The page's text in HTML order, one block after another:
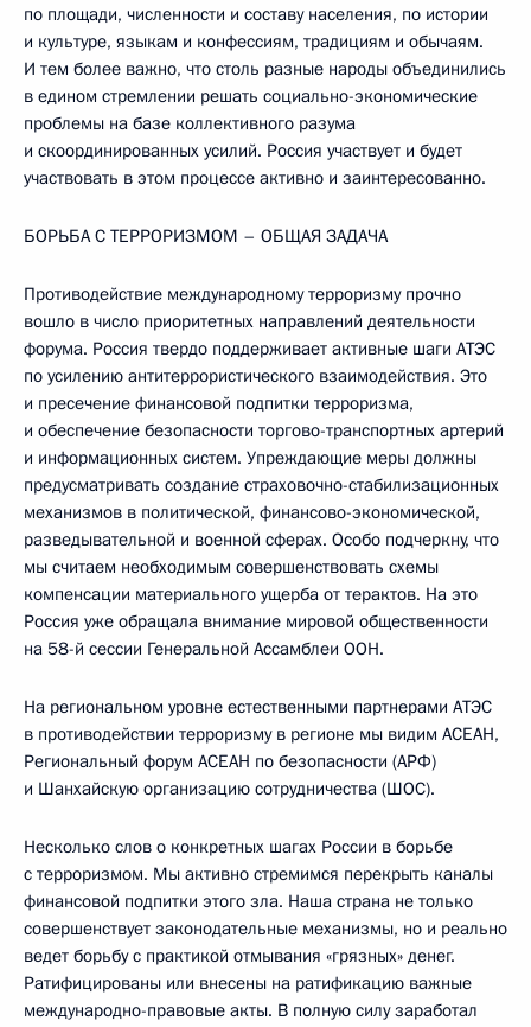
по площади, численности и составу населения, по истории
и культуре, языкам и конфессиям, традициям и обычаям.
И тем более важно, что столь разные народы объединились
в едином стремлении решать социально-экономические
проблемы на базе коллективного разума
и скоординированных усилий. Россия участвует и будет
участвовать в этом процессе активно и заинтересованно.
БОРЬБА С ТЕРРОРИЗМОМ – ОБЩАЯ ЗАДАЧА
Противодействие международному терроризму прочно
вошло в число приоритетных направлений деятельности
форума. Россия твердо поддерживает активные шаги АТЭС
по усилению антитеррористического взаимодействия. Это
и пресечение финансовой подпитки терроризма,
и обеспечение безопасности торгово-транспортных артерий
и информационных систем. Упреждающие меры должны
предусматривать создание страховочно-стабилизационных
механизмов в политической, финансово-экономической,
разведывательной и военной сферах. Особо подчеркну, что
мы считаем необходимым совершенствовать схемы
компенсации материального ущерба от терактов. На это
Россия уже обращала внимание мировой общественности
на 58-й сессии Генеральной Ассамблеи ООН.
На региональном уровне естественными партнерами АТЭС
в противодействии терроризму в регионе мы видим АСЕАН,
Региональный форум АСЕАН по безопасности (АРФ)
и Шанхайскую организацию сотрудничества (ШОС).
Несколько слов о конкретных шагах России в борьбе
с терроризмом. Мы активно стремимся перекрыть каналы
финансовой подпитки этого зла. Наша страна не только
совершенствует законодательные механизмы, но и реально
ведет борьбу с практикой отмывания «грязных» денег.
Ратифицированы или внесены на ратификацию важные
международно-правовые акты. В полную силу заработал